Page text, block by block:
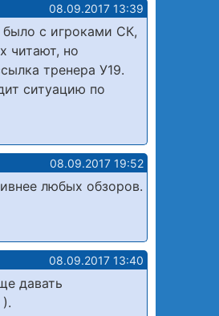
08.09.2017 13:39
с игроками СК,
читают, но
тренера У19.
ситуацию по
08.09.2017 19:52
любых обзоров.
08.09.2017 13:40
давать